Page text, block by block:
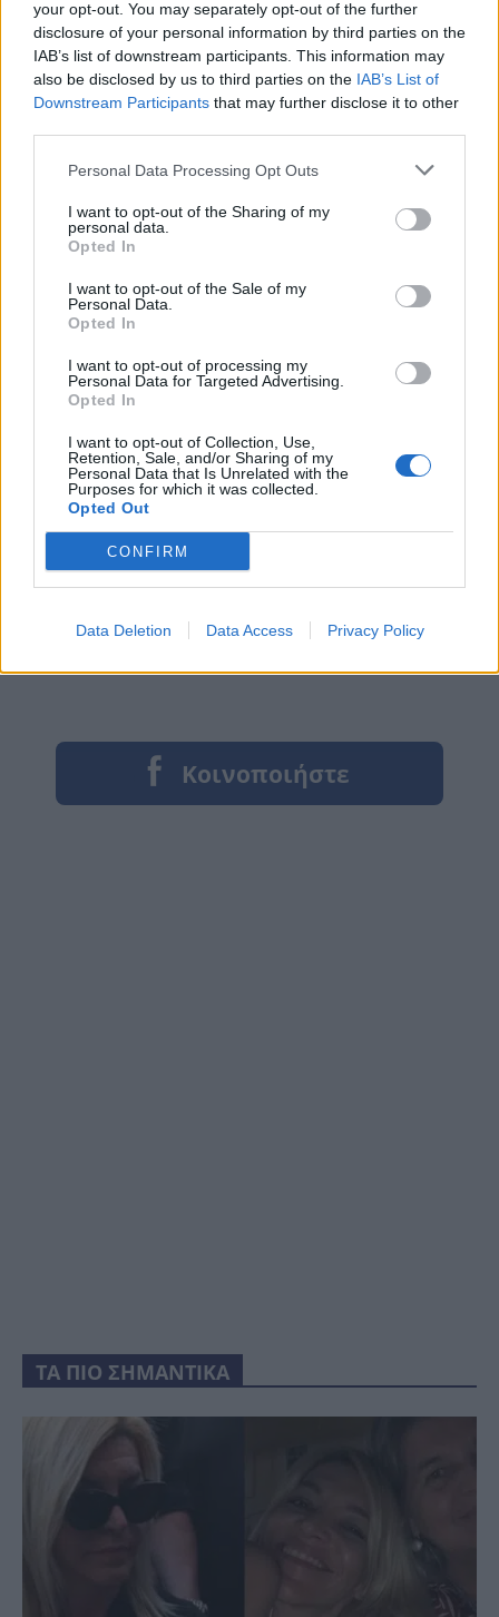
your opt-out. You may separately opt-out of the further
disclosure of your personal information by third parties on the
IAB’s list of downstream participants. This information may
also be disclosed by us to third parties on the IAB’s List of
Downstream Participants that may further disclose it to other
Personal Data Processing Opt Outs
I want to opt-out of the Sharing of my
personal data.
Opted In
I want to opt-out of the Sale of my
Personal Data.
Opted In
I want to opt-out of processing my
Personal Data for Targeted Advertising.
Opted In
I want to opt-out of Collection, Use,
Retention, Sale, and/or Sharing of my
Personal Data that Is Unrelated with the
Purposes for which it was collected.
Opted Out
CONFIRM
Data Deletion Data Access Privacy Policy
Αντιμετώπισης Οργανωμένου Εγκλήματος.
ΤΑ ΠΙΟ ΣΗΜΑΝΤΙΚΑ